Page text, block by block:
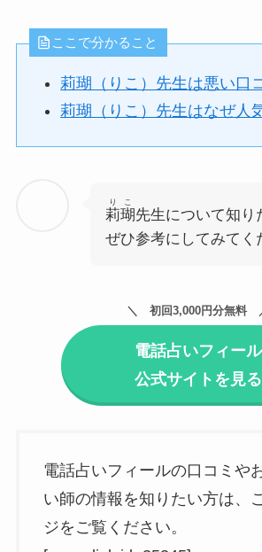
ここで分かること
莉瑚（りこ）先生は悪い口
莉瑚（りこ）先生はなぜ人
莉瑚
りこ
先生について知り
ぜひ参考にしてみてく
初回3,000円分無料
電話占いフィール
公式サイトを見る
電話占いフィールの口コミや
い師の情報を知りたい方は、
ジをご覧ください。